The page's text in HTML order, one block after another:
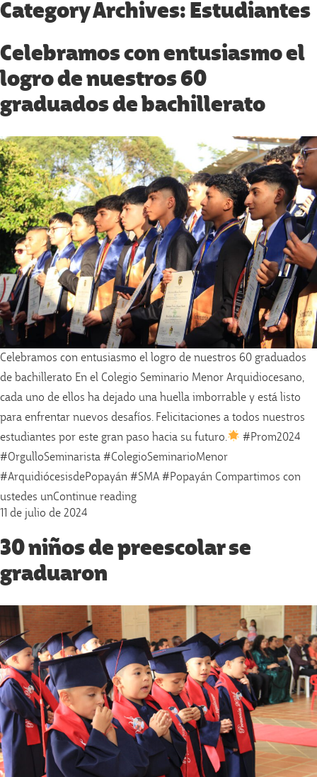
Category Archives: Estudiantes
Celebramos con entusiasmo el
logro de nuestros 60
graduados de bachillerato
Celebramos con entusiasmo el logro de nuestros 60 graduados
de bachillerato En el Colegio Seminario Menor Arquidiocesano,
cada uno de ellos ha dejado una huella imborrable y está listo
para enfrentar nuevos desafíos. Felicitaciones a todos nuestros
estudiantes por este gran paso hacia su futuro.
#Prom2024
#OrgulloSeminarista #ColegioSeminarioMenor
#ArquidiócesisdePopayán #SMA #Popayán Compartimos con
ustedes unContinue reading«Celebramos con entusiasmo el
11 de julio de 2024
30 niños de preescolar se
graduaron